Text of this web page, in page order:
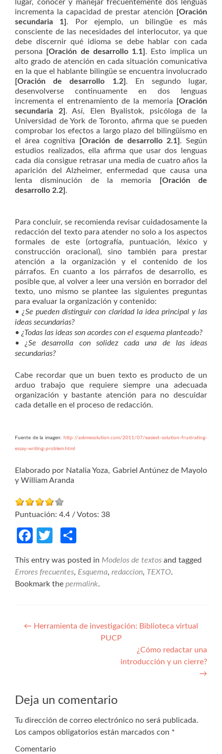
lugar, conocer y manejar frecuentemente dos lenguas
incrementa la capacidad de prestar atención
[Oración
secundaria 1] . Por ejemplo, un bilingüe es más
consciente de las necesidades del interlocutor, ya que
debe discernir qué idioma se debe hablar con cada
persona
[Oración de desarrollo 1.1] . Esto implica un
alto grado de atención en cada situación comunicativa
en la que el hablante bilingüe se encuentra involucrado
[Oración de desarrollo 1.2] . En segundo lugar,
desenvolverse continuamente en dos lenguas
incrementa el entrenamiento de la memoria
[Oración
secundaria 2] . Así, Elen Byalistok, psicóloga de la
Universidad de York de Toronto, afirma que se pueden
comprobar los efectos a largo plazo del bilingüismo en
el área cognitiva
[Oración de desarrollo 2.1] . Según
estudios realizados, ella afirma que usar dos lenguas
cada día consigue retrasar una media de cuatro años la
aparición del Alzheimer, enfermedad que causa una
lenta disminución de la memoria
[Oración de
desarrollo 2.2] .
Para concluir, se recomienda revisar cuidadosamente la
redacción del texto para atender no solo a los aspectos
formales de este (ortografía, puntuación, léxico y
construcción oracional), sino también para prestar
atención a la organización y el contenido de los
párrafos. En cuanto a los párrafos de desarrollo, es
posible que, al volver a leer una versión en borrador del
texto, uno mismo se plantee las siguientes preguntas
para evaluar la organización y contenido:
• ¿Se pueden distinguir con claridad la idea principal y las
ideas secundarias?
• ¿Todas las ideas son acordes con el esquema planteado?
• ¿Se desarrolla con solidez cada una de las ideas
secundarias?
Cabe recordar que un buen texto es producto de un
arduo trabajo que requiere siempre una adecuada
organización y bastante atención para no descuidar
cada detalle en el proceso de redacción.
Fuente de la imagen: http://askmesolution.com/2011/07/easiest-solution-frustrating-
essay-writing-problem.html
Elaborado por Natalia Yoza, Gabriel Antúnez de Mayolo
y William Aranda
Puntuación: 4.4 / Votos: 38
Facebook
Twitter
This entry was posted in Modelos de textos and tagged
Errores frecuentes, Esquema, redaccion, TEXTO.
Bookmark the permalink.
Navegación de entradas
← Herramienta de investigación: Biblioteca virtual
PUCP
¿Cómo redactar una
introducción y un cierre?
→
Deja un comentario
Tu dirección de correo electrónico no será publicada.
Los campos obligatorios están marcados con *
Comentario